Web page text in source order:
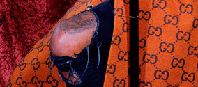
Soundcloud
to indienative